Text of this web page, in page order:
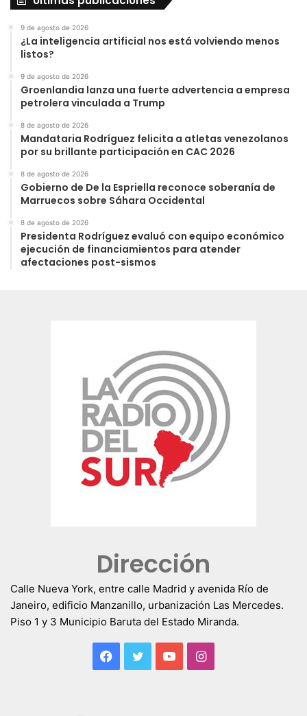
9 de agosto de 2026
¿La inteligencia artificial nos está volviendo menos
listos?
9 de agosto de 2026
Groenlandia lanza una fuerte advertencia a empresa
petrolera vinculada a Trump
8 de agosto de 2026
Mandataria Rodríguez felicita a atletas venezolanos
por su brillante participación en CAC 2026
8 de agosto de 2026
Gobierno de De la Espriella reconoce soberanía de
Marruecos sobre Sáhara Occidental
8 de agosto de 2026
Presidenta Rodríguez evaluó con equipo económico
ejecución de financiamientos para atender
afectaciones post-sismos
Dirección
Calle Nueva York, entre calle Madrid y avenida Río de
Janeiro, edificio Manzanillo, urbanización Las Mercedes.
Piso 1 y 3 Municipio Baruta del Estado Miranda.
Facebook
TwitterYouTubeInstagram